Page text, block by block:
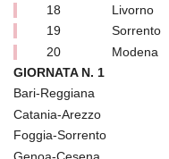
18
Livorno
19
Sorrento
20
Modena
GIORNATA N. 1
Bari-Reggiana
Catania-Arezzo
Foggia-Sorrento
Genoa-Cesena